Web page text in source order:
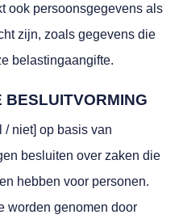
ook persoonsgegevens als
zijn, zoals gegevens die
belastingaangifte.
BESLUITVORMING
/ niet] op basis van
besluiten over zaken die
hebben voor personen.
worden genomen door